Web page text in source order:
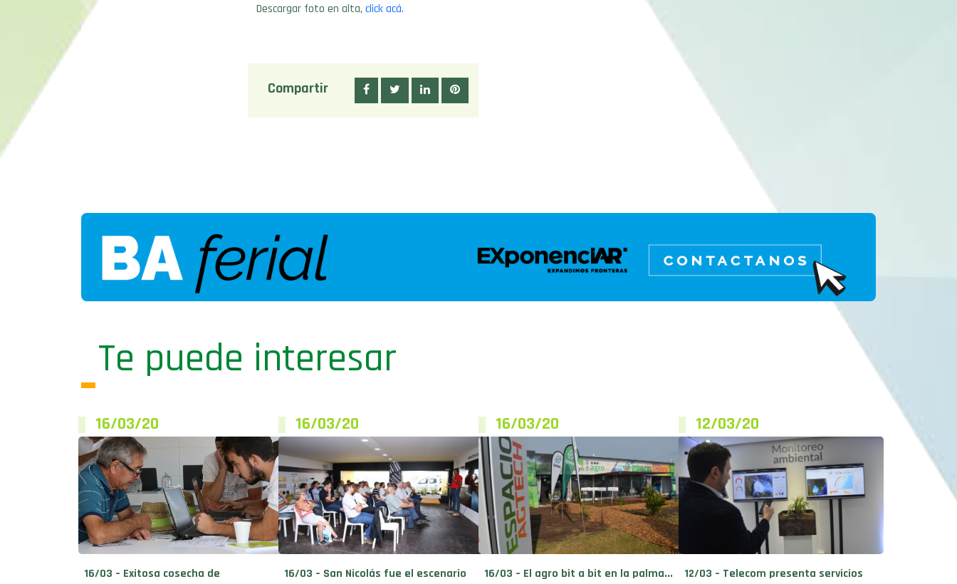
Descargar foto en alta, click acá.
Compartir
Te puede interesar
16/03/20
16/03 – Exitosa cosecha de
16/03/20
16/03 – San Nicolás fue el escenario
16/03/20
16/03 – El agro bit a bit en la palma...
12/03/20
12/03 – Telecom presenta servicios